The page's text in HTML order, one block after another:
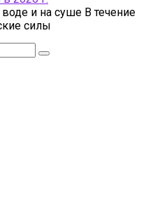
и на суше В течение
силы